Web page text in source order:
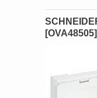
[OVA48505]